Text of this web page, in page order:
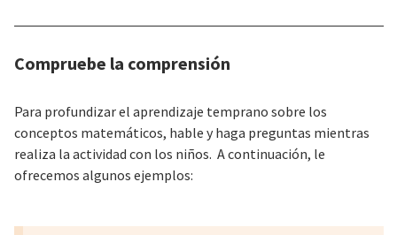
Compruebe la comprensión
Para profundizar el aprendizaje temprano sobre los
conceptos matemáticos, hable y haga preguntas mientras
realiza la actividad con los niños. A continuación, le
ofrecemos algunos ejemplos: